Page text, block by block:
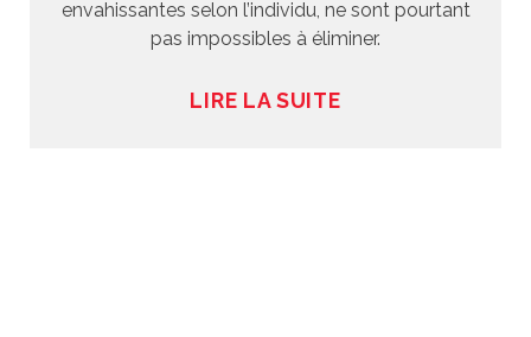
envahissantes selon l’individu, ne sont pourtant
pas impossibles à éliminer.
LIRE LA SUITE